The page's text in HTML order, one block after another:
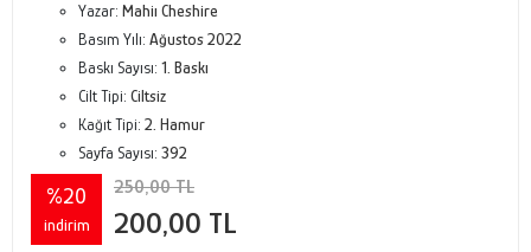
Yazar: Mahiı Cheshire
Basım Yılı: Ağustos 2022
Baskı Sayısı: 1. Baskı
Cilt Tipi: Ciltsiz
Kağıt Tipi: 2. Hamur
Sayfa Sayısı: 392
%20
indirim
250,00 TL
200,00 TL